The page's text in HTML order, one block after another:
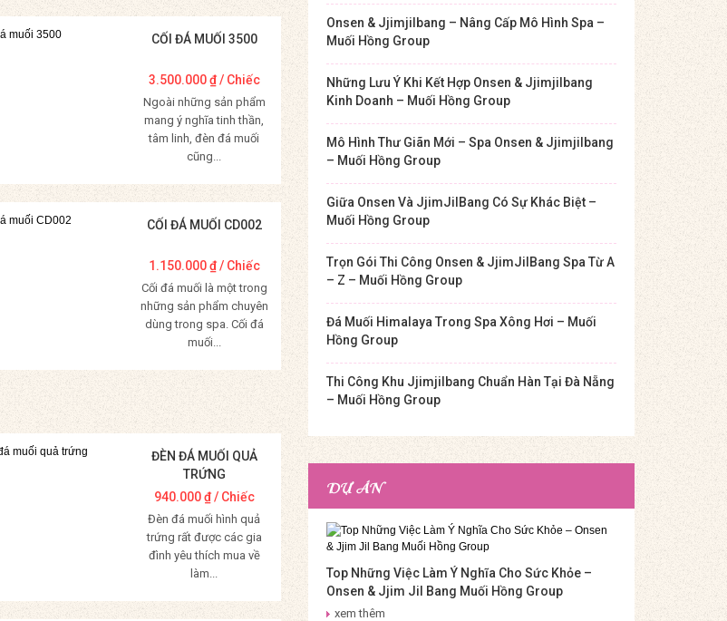
CỐI ĐÁ MUỐI 3500
3.500.000₫/ Chiếc
Ngoài những sản phẩm
mang ý nghĩa tinh thần,
tâm linh, đèn đá muối
cũng...
Mua Hàng
CỐI ĐÁ MUỐI CD002
1.150.000₫/ Chiếc
Cối đá muối là một trong
những sản phẩm chuyên
dùng trong spa. Cối đá
muối...
Mua Hàng
ĐÈN ĐÁ MUỐI QUẢ
TRỨNG
940.000₫/ Chiếc
Đèn đá muối hình quả
trứng rất được các gia
đình yêu thích mua về
làm...
Mua Hàng
Onsen & Jjimjilbang – Nâng Cấp Mô Hình Spa –
Muối Hồng Group
Những Lưu Ý Khi Kết Hợp Onsen & Jjimjilbang
Kinh Doanh – Muối Hồng Group
Mô Hình Thư Giãn Mới – Spa Onsen & Jjimjilbang
– Muối Hồng Group
Giữa Onsen Và JjimJilBang Có Sự Khác Biệt –
Muối Hồng Group
Trọn Gói Thi Công Onsen & JjimJilBang Spa Từ A
– Z – Muối Hồng Group
Đá Muối Himalaya Trong Spa Xông Hơi – Muối
Hồng Group
Thi Công Khu Jjimjilbang Chuẩn Hàn Tại Đà Nẵng
– Muối Hồng Group
DỰ ÁN
Top Những Việc Làm Ý Nghĩa Cho Sức Khỏe –
Onsen & Jjim Jil Bang Muối Hồng Group
xem thêm